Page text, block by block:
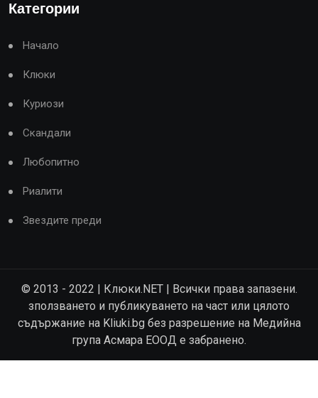
Категории
Начало
Клюки
Куриози
Скандали
Любопитно
Риалити
Звездите преди
© 2013 - 2022 | Клюки.NET | Всички права запазени.
зползването и публикуването на част или цялото
съдържание на Kliuki.bg без разрешение на Медийна
група Асмара ЕООД е забранено.